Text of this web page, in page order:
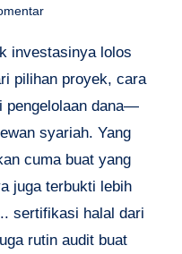
investasinya lolos
pilihan proyek, cara
pengelolaan dana—
syariah. Yang
cuma buat yang
juga terbukti lebih
sertifikasi halal dari
rutin audit buat